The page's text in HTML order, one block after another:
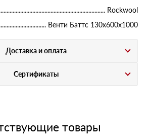
Rockwool
Венти Баттс 130х600х1000
Доставка и оплата
Сертификаты
товары